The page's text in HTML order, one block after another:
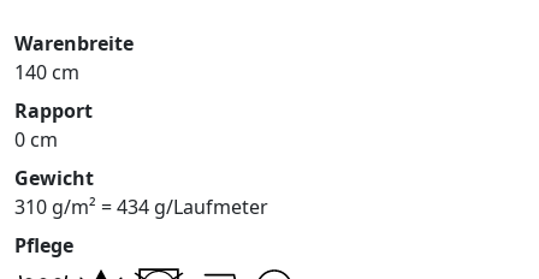
Warenbreite
140 cm
Rapport
0 cm
Gewicht
310 g/m² = 434 g/Laufmeter
Pflege